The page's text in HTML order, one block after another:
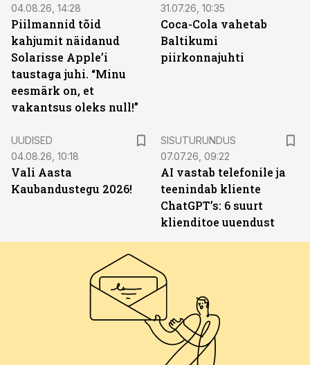
04.08.26, 14:28
Piilmannid tõid
kahjumit näidanud
Solarisse Apple’i
taustaga juhi. “Minu
eesmärk on, et
vakantsus oleks null!”
31.07.26, 10:35
Coca-Cola vahetab
Baltikumi
piirkonnajuhti
UUDISED
04.08.26, 10:18
Vali Aasta
Kaubandustegu 2026!
SISUTURUNDUS
07.07.26, 09:22
AI vastab telefonile ja
teenindab kliente
ChatGPT’s: 6 suurt
klienditoe uuendust